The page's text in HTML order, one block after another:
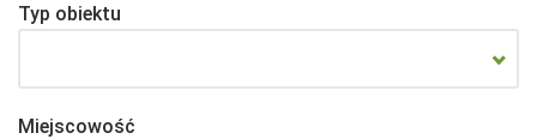
Typ obiektu
Miejscowość